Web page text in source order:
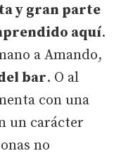
y gran parte
aquí.
a Amando,
bar. O al
con una
un carácter
no